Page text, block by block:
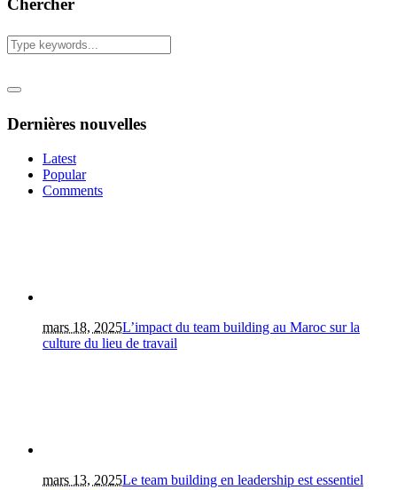
Chercher
Dernières nouvelles
Latest
Popular
Comments
mars 18, 2025L’impact du team building au Maroc sur la
culture du lieu de travail
mars 13, 2025Le team building en leadership est essentiel